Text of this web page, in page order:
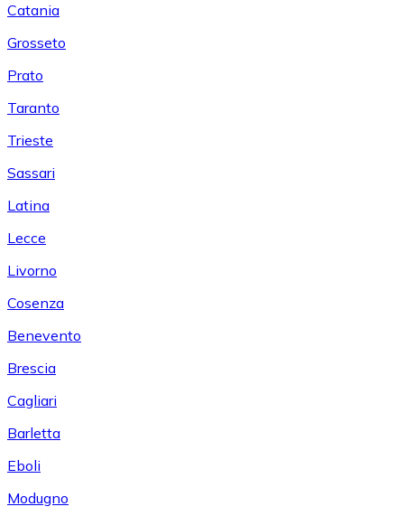
Catania
Grosseto
Prato
Taranto
Trieste
Sassari
Latina
Lecce
Livorno
Cosenza
Benevento
Brescia
Cagliari
Barletta
Eboli
Modugno